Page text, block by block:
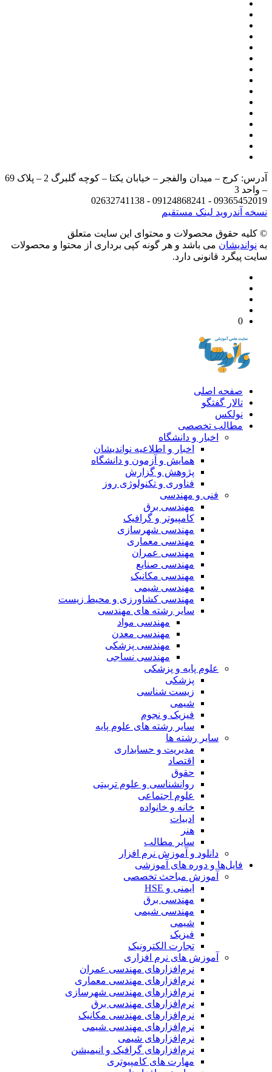
آدرس: کرج – میدان والفجر – خیابان یکتا – کوچه گلبرگ 2 – پلاک 69
3
09365452019 - 09124868241 -
آندرویدلینک مستقیم
حقوق محصولات و محتوای اين سایت متعلق
می باشد و هر گونه کپی برداری از محتوا و محصولات
پیگرد قانونی دارد.
صفحه اصلی
تالار گفتگو
نولکس
مطالب تخصصی
اخبار و دانشگاه
اخبار و اطلاعیه نواندیشان
همایش و آزمون و دانشگاه
پژوهش و گزارش
فناوری و تکنولوژی روز
فنی و مهندسی
مهندسی برق
کامپیوتر و گرافیک
مهندسی شهرسازی
مهندسی معماری
مهندسی عمران
مهندسی صنایع
مهندسی مکانیک
مهندسی شیمی
مهندسی کشاورزی و محیط زیست
سایر رشته های مهندسی
مهندسی مواد
مهندسی معدن
مهندسی پزشکی
مهندسی نساجی
علوم پایه و پزشکی
پزشکی
زیست شناسی
شیمی
فیزیک و نجوم
سایر رشته های علوم پایه
سایر رشته ها
مدیریت و حسابداری
اقتصاد
حقوق
روانشناسی و علوم تربیتی
علوم اجتماعی
خانه و خانواده
ادبیات
هنر
سایر مطالب
دانلود و آموزش نرم افزار
فایل‌ها و دوره های آموزشی
آموزش مباحث تخصصی
ایمنی و HSE
مهندسی برق
مهندسی شیمی
شیمی
فیزیک
تجارت الکترونیک
آموزش های نرم افزاری
نرم‌افزارهای مهندسی عمران
نرم‌افزارهای مهندسی معماری
نرم‌افزارهای مهندسی شهرسازی
نرم‌افزارهای مهندسی برق
نرم‌افزارهای مهندسی مکانیک
نرم‌افزارهای مهندسی شیمی
نرم‌افزارهای شیمی
نرم‌افزارهای گرافیک و انیمیشن
مهارت های کامپیوتری